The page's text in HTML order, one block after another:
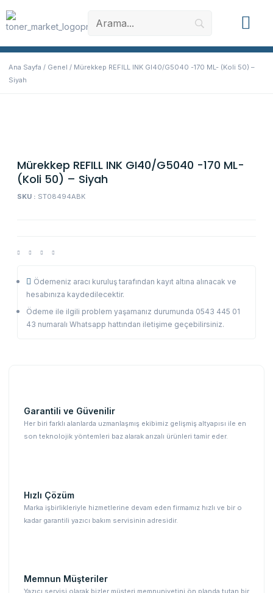
Ana Sayfa / Genel / Mürekkep REFILL INK GI40/G5040 -170 ML- (Koli 50) –
Siyah
Mürekkep REFILL INK GI40/G5040 -170 ML-
(Koli 50) – Siyah
SKU : ST08494ABK
Ödemeniz aracı kuruluş tarafından kayıt altına alınacak ve
hesabınıza kaydedilecektir.
Ödeme ile ilgili problem yaşamanız durumunda 0543 445 01
43 numaralı Whatsapp hattından iletişime geçebilirsiniz.
Garantili ve Güvenilir
Her biri farklı alanlarda uzmanlaşmış ekibimiz gelişmiş altyapısı ile en
son teknolojik yöntemleri baz alarak arızalı ürünleri tamir eder.
Hızlı Çözüm
Marka işbirlikleriyle hizmetlerine devam eden firmamız hızlı ve bir o
kadar garantili yazıcı bakım servisinin adresidir.
Memnun Müşteriler
Yazıcı servisi olarak bizler müşteri memnuniyetini ön planda tutan bir